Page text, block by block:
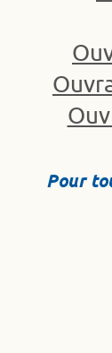
Pour